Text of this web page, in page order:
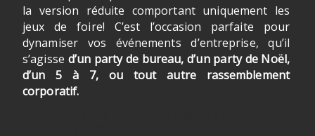
la version réduite comportant uniquement les
jeux de foire! C’est l’occasion parfaite pour
dynamiser vos événements d’entreprise, qu’il
s’agisse d’un party de bureau, d’un party de Noël,
d’un 5 à 7, ou tout autre rassemblement
corporatif.